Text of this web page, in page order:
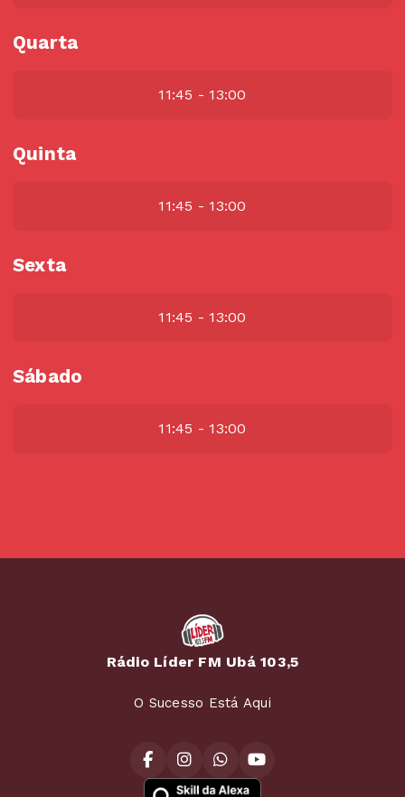
Quarta
11:45 - 13:00
Quinta
11:45 - 13:00
Sexta
11:45 - 13:00
Sábado
11:45 - 13:00
Rádio Líder FM Ubá 103,5
O Sucesso Está Aqui